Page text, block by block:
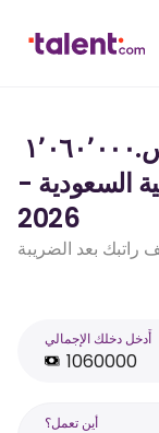
السعودية -
2026
راتبك بعد الضريبة
أَدخل دخلك الإجمالي
أين تعمل؟